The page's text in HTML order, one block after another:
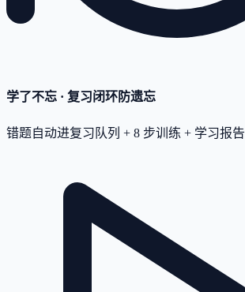
学了不忘 · 复习闭环防遗忘
错题自动进复习队列 + 8 步训练 + 学习报告